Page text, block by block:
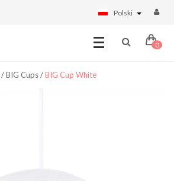
Polski
0
/BIG Cups/BIG Cup White